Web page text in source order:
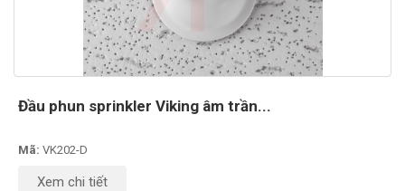
Đầu phun sprinkler Viking âm trần...
Mã: VK202-D
Xem chi tiết